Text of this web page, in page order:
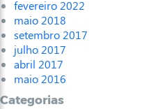
fevereiro 2022
maio 2018
setembro 2017
julho 2017
abril 2017
maio 2016
Categorias